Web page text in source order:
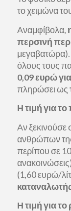
το χειμώνα
Αναμφίβολα,
περσινή
μεγαβατώρα).
όλους τους
0,09 ευρώ
πληρώσει ως
Η τιμή για
Αν
ανθρώπων
περίπου σε
(1,60 ευρώ/
Η τιμή για